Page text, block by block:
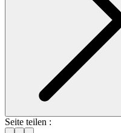
Seite teilen :